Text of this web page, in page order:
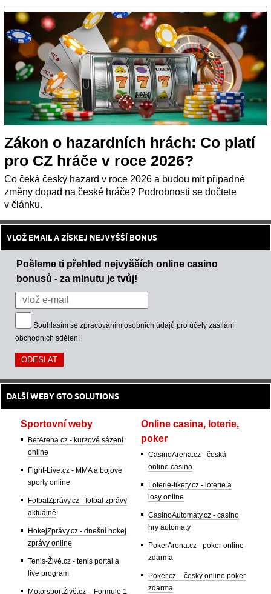
Zákon o hazardních hrách: Co platí
pro CZ hráče v roce 2026?
Co čeká český hazard v roce 2026 a budou mít případné
změny dopad na české hráče? Podrobnosti se dočtete
v článku.
VLOŽ EMAIL A ZÍSKEJ NEJVYŠŠÍ BONUS
Pošleme ti přehled nejvyšších online casino
bonusů - za minutu je tvůj!
Souhlasím se zpracováním osobních údajů pro účely zasílání
obchodních sdělení
DALŠÍ WEBY GTO SOLUTIONS
Sportovní weby
BetArena.cz - kurzové sázení
online
Fight-Live.cz - MMA a bojové
sporty online
FotbalZprávy.cz - fotbal zprávy
aktuálně
HokejZprávy.cz - dnešní hokej
zprávy online
Tenis-Živě.cz - tenis portál a
live program
MotorsportŽivě.cz – Formule 1
Online casina, loterie,
poker
CasinoArena.cz - česká
online casina
Loterie-tikety.cz - loterie a
losy online
CasinoAutomaty.cz - casino
hry automaty
PokerArena.cz - poker online
zdarma
Poker.cz – český online poker
zdarma